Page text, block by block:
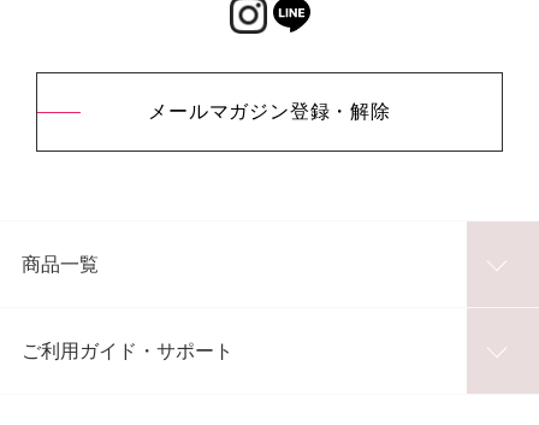
メールマガジン登録・解除
商品一覧
ご利用ガイド・サポート